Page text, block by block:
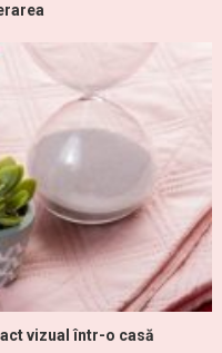
vizual într-o casă